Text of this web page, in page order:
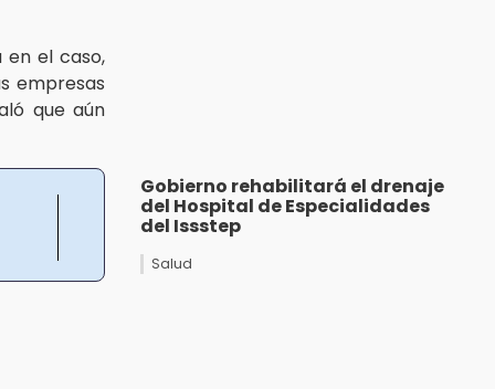
en el caso,
empresas
que aún
Gobierno rehabilitará el drenaje
del Hospital de Especialidades
del Issstep
Salud